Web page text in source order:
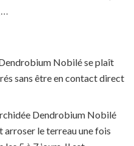
Nobilé se plaît
sans être en contact direct
Dendrobium Nobilé
arroser le terreau une fois